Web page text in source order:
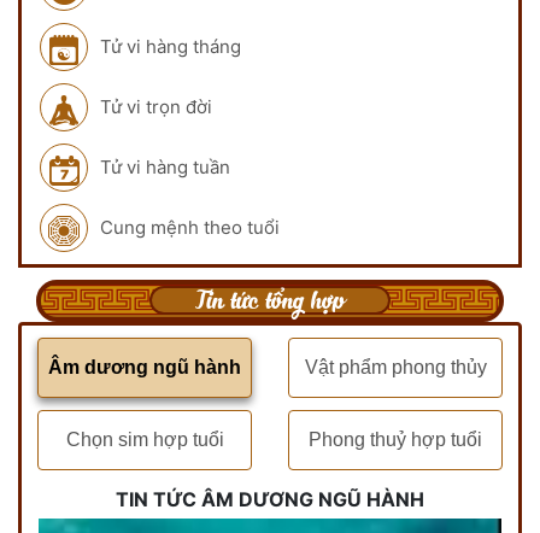
Tử vi hàng tháng
Tử vi trọn đời
Tử vi hàng tuần
Cung mệnh theo tuổi
Tin tức tổng hợp
Âm dương ngũ hành Vật phẩm phong thủy
Chọn sim hợp tuổi Phong thuỷ hợp tuổi
TIN TỨC ÂM DƯƠNG NGŨ HÀNH